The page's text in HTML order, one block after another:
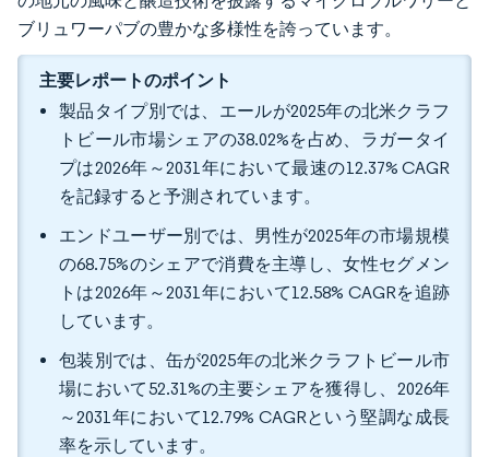
ブリュワーパブの豊かな多様性を誇っています。
主要レポートのポイント
製品タイプ別では、エールが2025年の北米クラフ
トビール市場シェアの38.02%を占め、ラガータイ
プは2026年～2031年において最速の12.37% CAGR
を記録すると予測されています。
エンドユーザー別では、男性が2025年の市場規模
の68.75%のシェアで消費を主導し、女性セグメン
トは2026年～2031年において12.58% CAGRを追跡
しています。
包装別では、缶が2025年の北米クラフトビール市
場において52.31%の主要シェアを獲得し、2026年
～2031年において12.79% CAGRという堅調な成長
率を示しています。